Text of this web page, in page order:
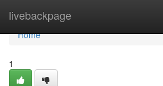
livebackpage
Home
Home
1